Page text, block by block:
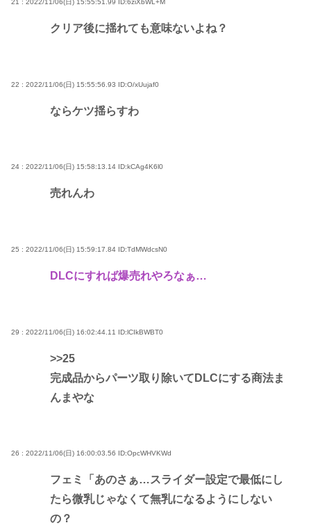
21 : 2022/11/06(日) 15:55:51.99 ID:6ziXbWL+M
クリア後に揺れても意味ないよね？
22 : 2022/11/06(日) 15:55:56.93 ID:O/xUujaf0
ならケツ揺らすわ
24 : 2022/11/06(日) 15:58:13.14 ID:kCAg4K6l0
売れんわ
25 : 2022/11/06(日) 15:59:17.84 ID:TdMWdcsN0
DLCにすれば爆売れやろなぁ…
29 : 2022/11/06(日) 16:02:44.11 ID:lCIkBWBT0
>>25
完成品からパーツ取り除いてDLCにする商法ま
んまやな
26 : 2022/11/06(日) 16:00:03.56 ID:OpcWHVKWd
フェミ「あのさぁ…スライダー設定で最低にし
たら微乳じゃなくて無乳になるようにしない
の？